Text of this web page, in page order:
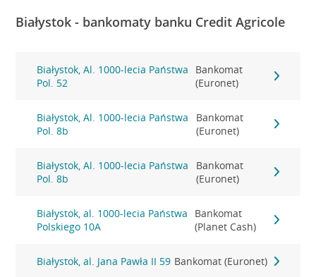
Białystok - bankomaty banku Credit Agricole
Białystok, Al. 1000-lecia Państwa
Pol. 52
Bankomat
(Euronet)
Białystok, Al. 1000-lecia Państwa
Pol. 8b
Bankomat
(Euronet)
Białystok, Al. 1000-lecia Państwa
Pol. 8b
Bankomat
(Euronet)
Białystok, al. 1000-lecia Państwa
Polskiego 10A
Bankomat
(Planet Cash)
Białystok, al. Jana Pawła II 59 Bankomat (Euronet)